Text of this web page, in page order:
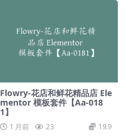
Flowry-花店和鲜花精品店 Ele
mentor 模板套件【Aa-018
1】
1 月前 23 19.9